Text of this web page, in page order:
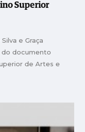
Superior
e Graça
do documento
de Artes e